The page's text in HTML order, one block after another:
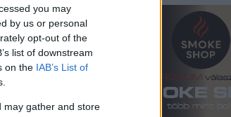
you may
by us or personal
opt-out of the
list of downstream
on the IAB’s List of
may gather and store